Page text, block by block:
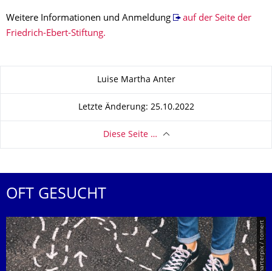
Weitere Informationen und Anmeldung
auf der Seite der
Friedrich-Ebert-Stiftung.
Luise Martha Anter
Letzte Änderung: 25.10.2022
Diese Seite …
OFT GESUCHT
© Smarterpix / tomert